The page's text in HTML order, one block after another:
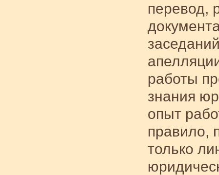
перевод,
работы
знания
опыт
правило,
только